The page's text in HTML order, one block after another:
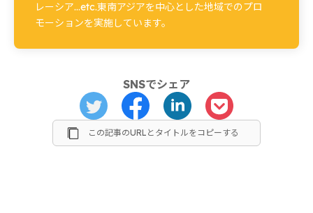
レーシア…etc.東南アジアを中心とした地域でのプロ
モーションを実施しています。
SNSでシェア
この記事のURLとタイトルをコピーする